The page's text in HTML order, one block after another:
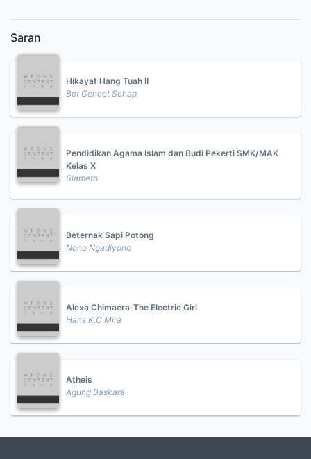
Saran
Hikayat Hang Tuah II
Bot Genoot Schap
Pendidikan Agama Islam dan Budi Pekerti SMK/MAK
Kelas X
Slameto
Beternak Sapi Potong
Nono Ngadiyono
Alexa Chimaera-The Electric Girl
Hans K.C Mira
Atheis
Agung Baskara